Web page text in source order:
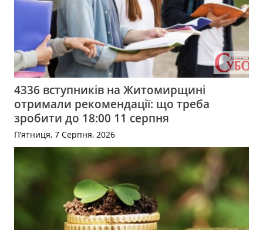
4336 вступників на Житомирщині
отримали рекомендації: що треба
зробити до 18:00 11 серпня
П’ятниця, 7 Серпня, 2026